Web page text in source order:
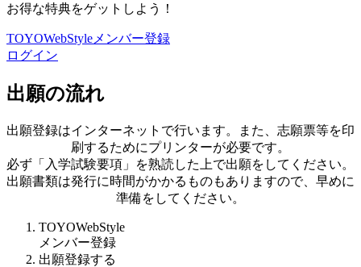
お得な特典をゲットしよう！
TOYOWebStyleメンバー登録
ログイン
出願の流れ
出願登録はインターネットで⾏います。また、志願票等を印
刷するためにプリンターが必要です。
必ず「⼊学試験要項」を熟読した上で出願をしてください。
出願書類は発行に時間がかかるものもありますので、早めに
準備をしてください。
TOYOWebStyle
メンバー登録
出願登録する